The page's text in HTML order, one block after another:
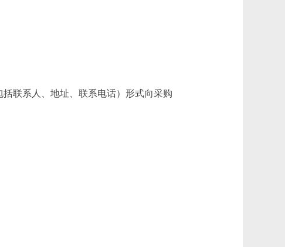
联系人、地址、联系电话）形式向采购